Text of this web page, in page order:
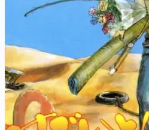
カテゴリ
特集記事
マンガ
女性向け
アプリレビュー